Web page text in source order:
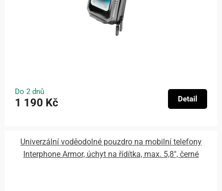
Do 2 dnů
1 190 Kč Detail
Univerzální voděodolné pouzdro na mobilní telefony
Interphone Armor, úchyt na řídítka, max. 5,8", černé